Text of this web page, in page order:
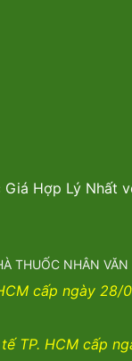
Hợp Lý Nhất
THUỐC NHÂN VĂN
cấp ngày
TP. HCM cấp